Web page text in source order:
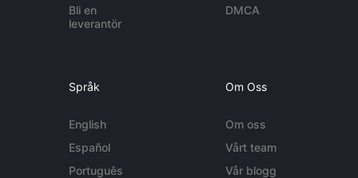
Bli en
leverantör
DMCA
Språk
English
Español
Português
Om Oss
Om oss
Vårt team
Vår blogg